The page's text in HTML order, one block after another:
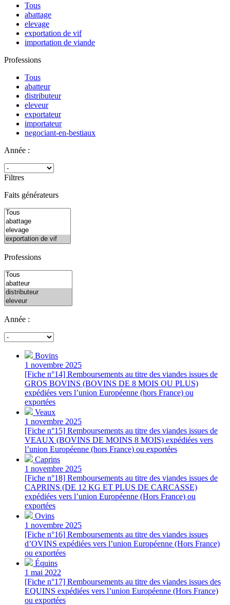
Tous
abattage
elevage
exportation de vif
importation de viande
Professions
Tous
abatteur
distributeur
eleveur
exportateur
importateur
negociant-en-bestiaux
Année :
Filtres
Faits générateurs
Professions
Année :
Bovins
1 novembre 2025
[Fiche n°14] Remboursements au titre des viandes issues de
GROS BOVINS (BOVINS DE 8 MOIS OU PLUS)
expédiées vers l’union Européenne (hors France) ou
exportées
Veaux
1 novembre 2025
[Fiche n°15] Remboursements au titre des viandes issues de
VEAUX (BOVINS DE MOINS 8 MOIS) expédiées vers
l’union Européenne (hors France) ou exportées
Caprins
1 novembre 2025
[Fiche n°18] Remboursements au titre des viandes issues de
CAPRINS (DE 12 KG ET PLUS DE CARCASSE)
expédiées vers l’union Européenne (Hors France) ou
exportées
Ovins
1 novembre 2025
[Fiche n°16] Remboursements au titre des viandes issues
d’OVINS expédiées vers l’union Européenne (Hors France)
ou exportées
Équins
1 mai 2022
[Fiche n°17] Remboursements au titre des viandes issues des
EQUINS expédiées vers l’union Européenne (Hors France)
ou exportées